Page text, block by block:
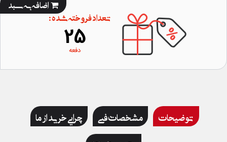
اضافه به سبد
تعداد فروخته شده :
25
دفعه
توضیحات مشخصات فنی
چرایی خرید از ما